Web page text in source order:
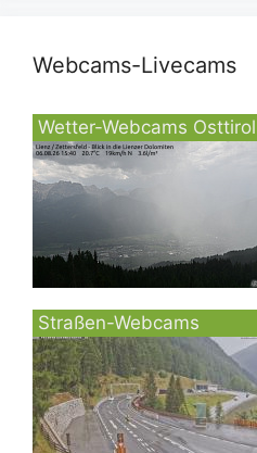
Webcams-Livecams
Wetter-Webcams Osttirol
Straßen-Webcams